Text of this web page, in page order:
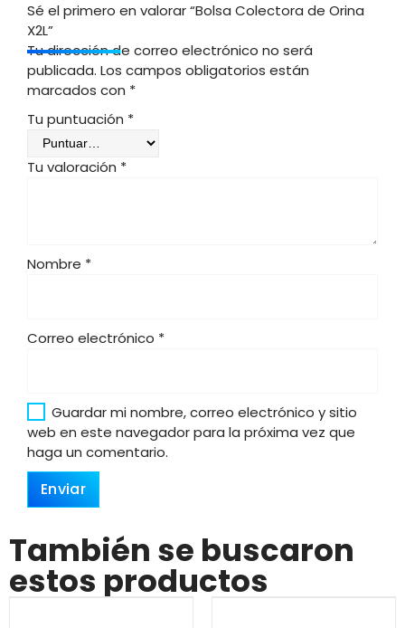
Sé el primero en valorar “Bolsa Colectora de Orina
X2L”
Tu dirección de correo electrónico no será
publicada. Los campos obligatorios están
marcados con *
Tu puntuación *
Tu valoración *
Nombre *
Correo electrónico *
Guardar mi nombre, correo electrónico y sitio
web en este navegador para la próxima vez que
haga un comentario.
También se buscaron
estos productos